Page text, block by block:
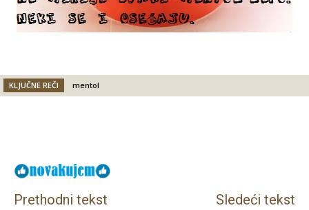
KLJUČNE REČI mentol
Prethodni tekst Sledeći tekst